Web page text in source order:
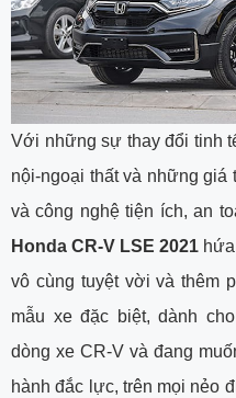
Với những sự thay đổi tinh
nội-ngoại thất và những giá
và công nghệ tiện ích, an
Honda CR-V LSE 2021
vô cùng tuyệt vời và thêm
mẫu xe đặc biệt, dành
dòng xe CR-V và đang
hành đắc lực, trên mọi nẻo